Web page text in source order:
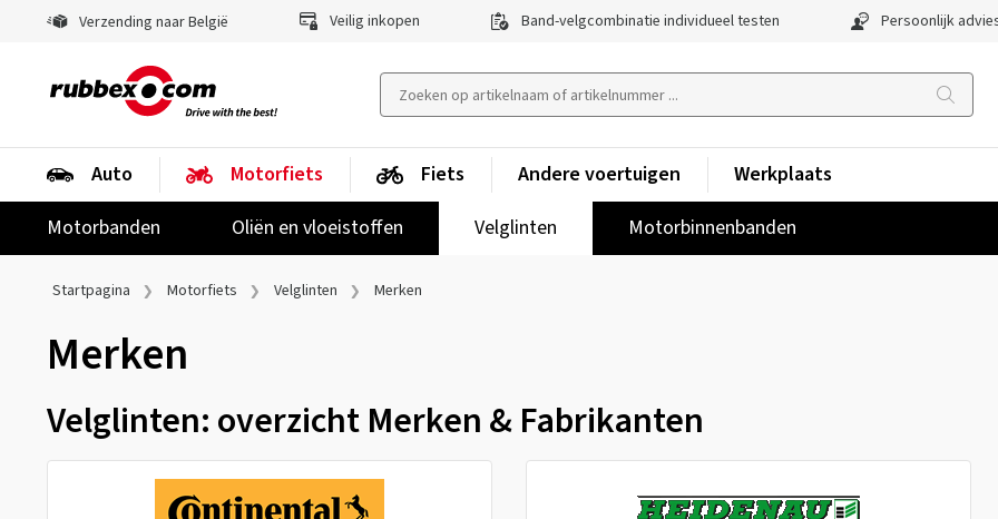
Verzending naar België Veilig inkopen Band-velgcombinatie individueel testen Persoonlijk
Auto
Motorfiets
Motorbanden
Oliën en vloeistoffen Velglinten Motorbinnenbanden
Fiets Andere voertuigen Werkplaats
Startpagina Motorfiets Velglinten Merken
Merken
Velglinten: overzicht Merken & Fabrikanten